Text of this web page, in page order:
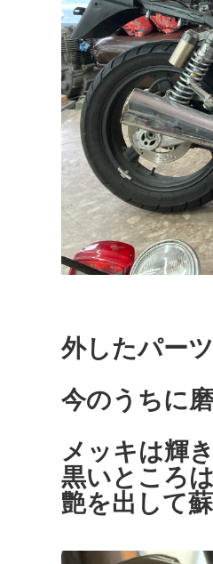
外したパー
今のうちに
メッキは輝
黒いところ
艶を出して